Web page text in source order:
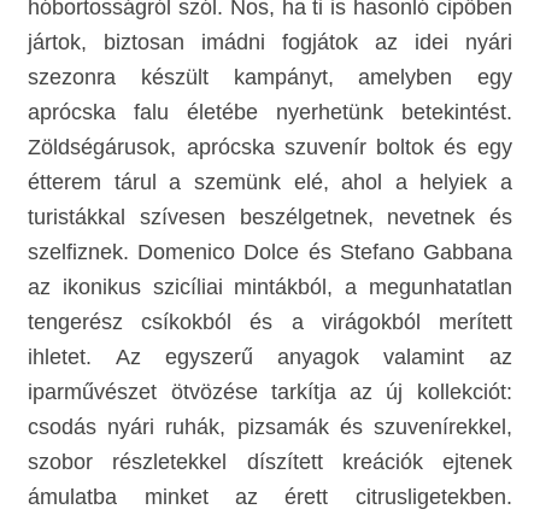
hóbortosságról szól. Nos, ha ti is hasonló cipőben
jártok, biztosan imádni fogjátok az idei nyári
szezonra készült kampányt, amelyben egy
aprócska falu életébe nyerhetünk betekintést.
Zöldségárusok, aprócska szuvenír boltok és egy
étterem tárul a szemünk elé, ahol a helyiek a
turistákkal szívesen beszélgetnek, nevetnek és
szelfiznek. Domenico Dolce és Stefano Gabbana
az ikonikus szicíliai mintákból, a megunhatatlan
tengerész csíkokból és a virágokból merített
ihletet. Az egyszerű anyagok valamint az
iparművészet ötvözése tarkítja az új kollekciót:
csodás nyári ruhák, pizsamák és szuvenírekkel,
szobor részletekkel díszített kreációk ejtenek
ámulatba minket az érett citrusligetekben.